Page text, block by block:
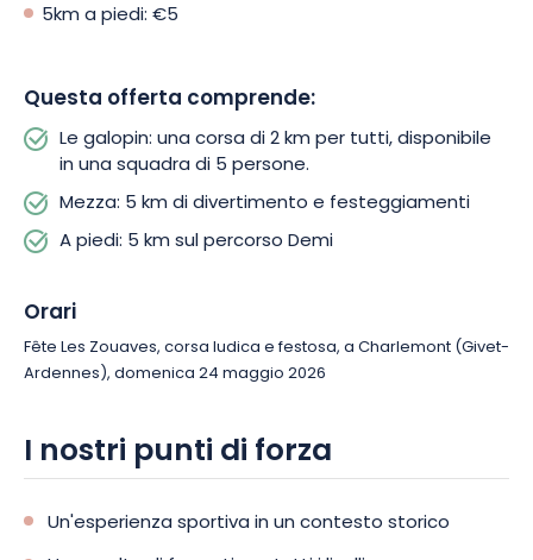
5km a piedi: €5
Questa offerta comprende:
Le galopin: una corsa di 2 km per tutti, disponibile
in una squadra di 5 persone.
Mezza: 5 km di divertimento e festeggiamenti
A piedi: 5 km sul percorso Demi
Orari
Fête Les Zouaves, corsa ludica e festosa, a Charlemont (Givet-
Ardennes), domenica 24 maggio 2026
I nostri punti di forza
Un'esperienza sportiva in un contesto storico